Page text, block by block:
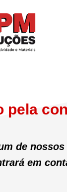
pela
de
em